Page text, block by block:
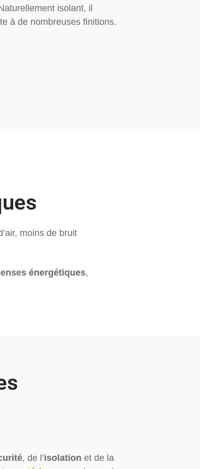
isolant, il
à de nombreuses finitions.
moins de bruit
énergétiques,
, de l’isolation et de la